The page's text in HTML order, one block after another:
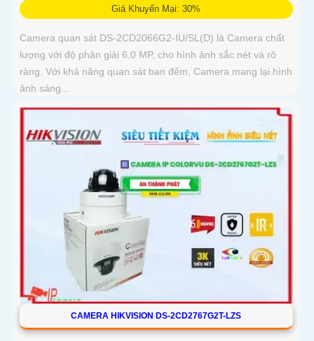
Giá Khuyến Mại: 30%
Camera quan sát DS-2CD2066G2-IU/SL(D) là Camera chất
lượng với độ phân giải 6.0 MP, cho hình ảnh sắc nét và rõ
ràng. Với khả năng quan sát ban đêm, Camera mang lại hình
ảnh sáng...
CAMERA HIKVISION DS-2CD2767G2T-LZS